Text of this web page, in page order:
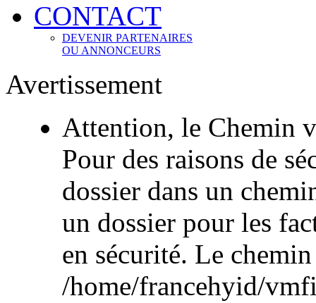
CONTACT
DEVENIR PARTENAIRES
OU ANNONCEURS
Avertissement
Attention, le Chemin
Pour des raisons de
dossier dans un
un dossier pour les
en sécurité. Le
/home/francehyid/